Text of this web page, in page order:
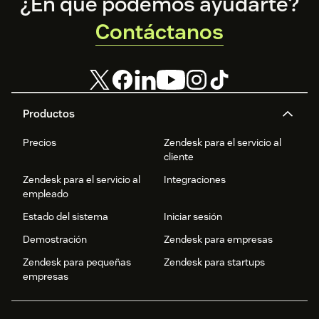
Productos
Precios
Zendesk para el servicio al
cliente
Zendesk para el servicio al
empleado
Integraciones
Estado del sistema
Iniciar sesión
Demostración
Zendesk para empresas
Zendesk para pequeñas
empresas
Zendesk para startups
Contáctanos